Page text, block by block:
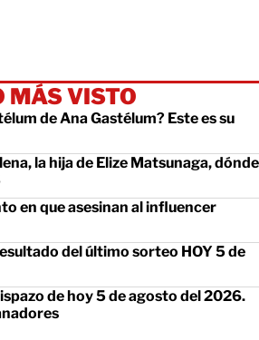
MÁS VISTO
de Ana Gastélum? Este es su
la hija de Elize Matsunaga, dónde
en que asesinan al influencer
del último sorteo HOY 5 de
de hoy 5 de agosto del 2026.